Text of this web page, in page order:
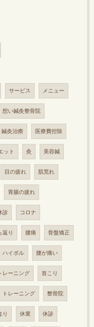
サービス メニュー
想い鍼灸整骨院
鍼灸治療 医療費控除
ット 灸 美容鍼
目の疲れ 肌荒れ
胃腸の疲れ
診 コロナ
返り 腰痛 骨盤矯正
ハイボル 腰が痛い
レーニング 首こり
トレーニング 整骨院
り 休業 休診